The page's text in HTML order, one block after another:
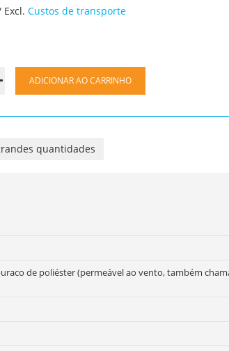
Excl. Custos de transporte
ADICIONAR AO CARRINHO
quantidades
de poliéster (permeável ao vento, também